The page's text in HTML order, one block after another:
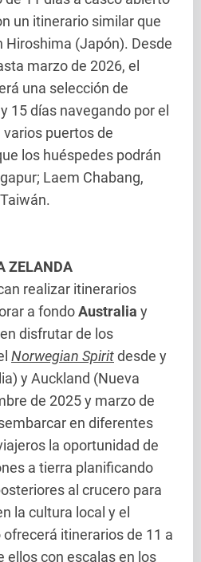
un itinerario similar que
Hiroshima (Japón). Desde
marzo de 2026, el
una selección de
15 días navegando por el
puertos de
los huéspedes podrán
Laem Chabang,
ZELANDA
realizar itinerarios
a fondoAustralia y
disfrutar de los
Norwegian Spiritdesde y
y Auckland (Nueva
de 2025 y marzo de
en diferentes
la oportunidad de
a tierra planificando
al crucero para
la cultura local y el
itinerarios de 11 a
ellos con escalas en los